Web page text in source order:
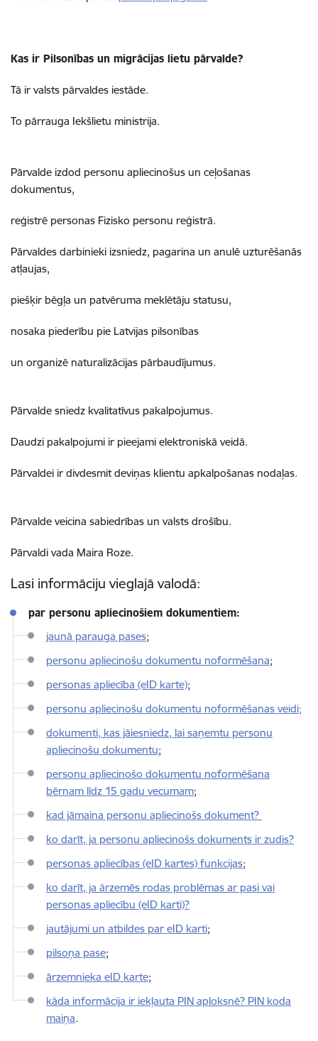
Kas ir Pilsonības un migrācijas lietu pārvalde?
Tā ir valsts pārvaldes iestāde.
To pārrauga Iekšlietu ministrija.
Pārvalde izdod personu apliecinošus un ceļošanas
dokumentus,
reģistrē personas Fizisko personu reģistrā.
Pārvaldes darbinieki izsniedz, pagarina un anulē uzturēšanās
atļaujas,
piešķir bēgļa un patvēruma meklētāju statusu,
nosaka piederību pie Latvijas pilsonības
un organizē naturalizācijas pārbaudījumus.
Pārvalde sniedz kvalitatīvus pakalpojumus.
Daudzi pakalpojumi ir pieejami elektroniskā veidā.
Pārvaldei ir divdesmit deviņas klientu apkalpošanas nodaļas.
Pārvalde veicina sabiedrības un valsts drošību.
Pārvaldi vada Maira Roze.
Lasi informāciju vieglajā valodā:
par personu apliecinošiem dokumentiem:
jaunā parauga pases;
personu apliecinošu dokumentu noformēšana;
personas apliecība (eID karte);
personu apliecinošu dokumentu noformēšanas veidi;
dokumenti, kas jāiesniedz, lai saņemtu personu
apliecinošu dokumentu;
personu apliecinošo dokumentu noformēšana
bērnam līdz 15 gadu vecumam;
kad jāmaina personu apliecinošs dokument?
ko darīt, ja personu apliecinošs dokuments ir zudis?
personas apliecības (eID kartes) funkcijas;
ko darīt, ja ārzemēs rodas problēmas ar pasi vai
personas apliecību (eID karti)?
jautājumi un atbildes par eID karti;
pilsoņa pase;
ārzemnieka eID karte;
kāda informācija ir iekļauta PIN aploksnē? PIN koda
maiņa.